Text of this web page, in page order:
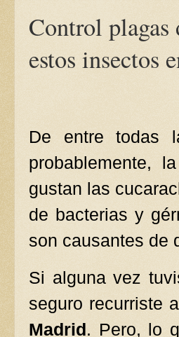
Control plagas
estos insectos
De entre todas
probablemente,
gustan las
de bacterias y
son causantes de
Si alguna vez
seguro recurriste
Madrid. Pero, lo